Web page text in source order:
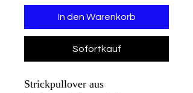
In den Warenkorb
Sofortkauf
Strickpullover aus